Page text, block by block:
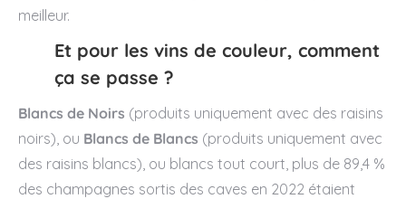
meilleur.
Et pour les vins de couleur, comment
ça se passe ?
Blancs de Noirs (produits uniquement avec des raisins
noirs), ou Blancs de Blancs (produits uniquement avec
des raisins blancs), ou blancs tout court, plus de 89,4 %
des champagnes sortis des caves en 2022 étaient